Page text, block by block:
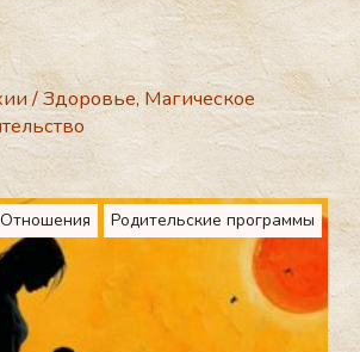
/Здоровье,Магическое
Отношения Родительские программы